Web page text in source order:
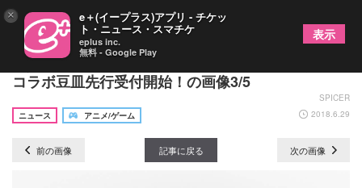
佐賀県有田焼×アニメ『カードキャプターさくら』
コラボ豆皿先行受付開始！の画像3/5
SPICER
ニュース
アニメ/ゲーム 2018.6.29
前の画像 記事に戻る 次の画像
× e＋(イープラス)アプリ - チケッ
ト・ニュース・スマチケ
eplus inc.
無料 - Google Play
表示